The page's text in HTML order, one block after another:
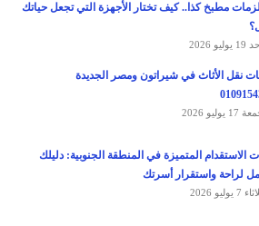
مطبخ كذا.. كيف تختار الأجهزة التي تجعل حياتك
2026
نقل الأثاث في شيراتون ومصر الجديدة
يوليو 2026
الاستقدام المتميزة في المنطقة الجنوبية: دليلك
لراحة واستقرار أسرتك
يوليو 2026